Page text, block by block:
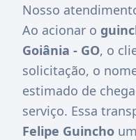
Nosso
Ao acionar o
Goiânia - GO, o
solicitação, o
estimado de
serviço. Essa
Felipe Guincho